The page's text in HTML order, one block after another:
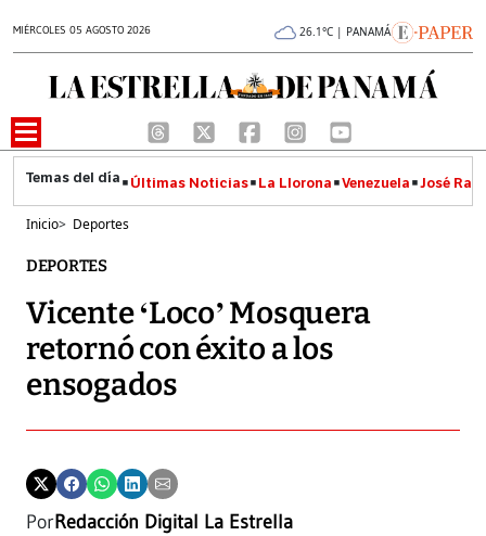
MIÉRCOLES 05 AGOSTO 2026 26.1°C | PANAMÁ
Últimas Noticias La Llorona Venezuela José
Inicio> Deportes
DEPORTES
Vicente ‘Loco’ Mosquera
retornó con éxito a los
ensogados
PorRedacción Digital La Estrella